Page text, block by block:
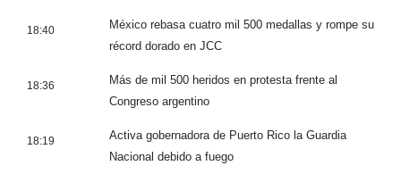
18:40
México rebasa cuatro mil 500 medallas y rompe su
récord dorado en JCC
18:36
Más de mil 500 heridos en protesta frente al
Congreso argentino
18:19
Activa gobernadora de Puerto Rico la Guardia
Nacional debido a fuego